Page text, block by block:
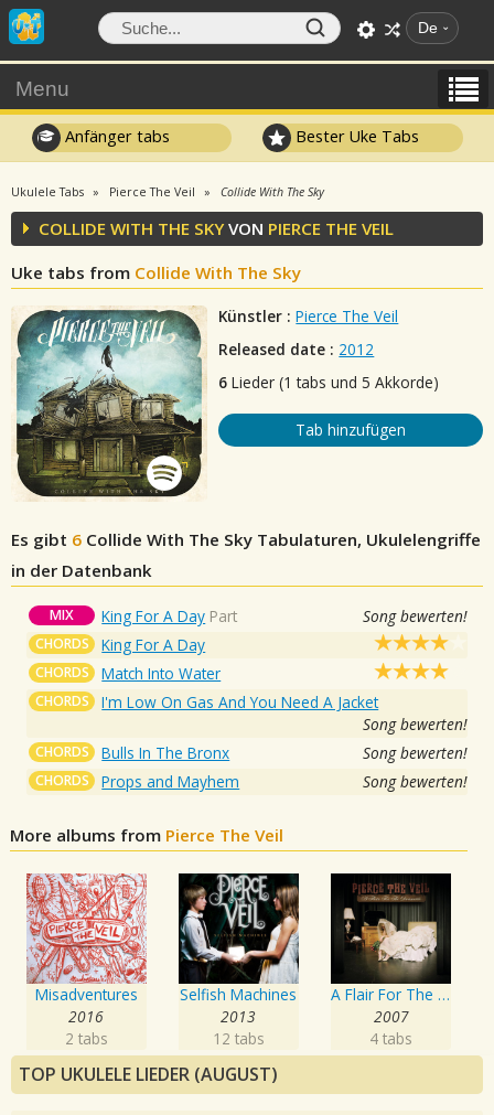
De
Menu
Anfänger tabs Bester Uke Tabs
Ukulele Tabs Pierce The Veil Collide With The Sky
COLLIDE WITH THE SKYVON PIERCE THE VEIL
Uke tabs from Collide With The Sky
Künstler : Pierce The Veil
Released date : 2012
6 Lieder (1 tabs und 5 Akkorde)
Tab hinzufügen
Es gibt 6 Collide With The Sky Tabulaturen, Ukulelengriffe
in der Datenbank
MIX King For A Day Part Song bewerten!
CHORDS King For A Day
CHORDS Match Into Water
CHORDS
I'm Low On Gas And You Need A Jacket
Song bewerten!
CHORDS Bulls In The Bronx Song bewerten!
CHORDS Props and Mayhem Song bewerten!
More albums from Pierce The Veil
Misadventures
2016
2 tabs
Selfish Machines
2013
12 tabs
A Flair For The Dramatic
2007
4 tabs
TOP UKULELE LIEDER (AUGUST)